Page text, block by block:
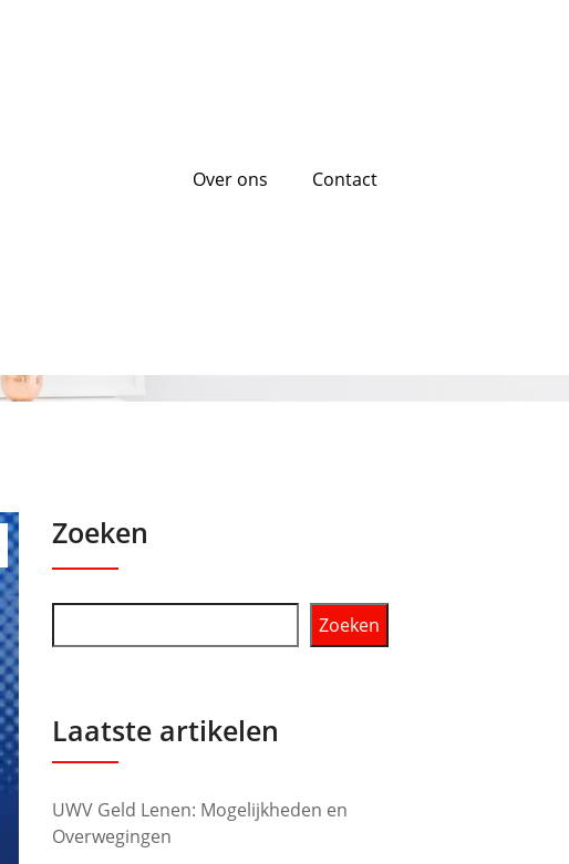
Over ons Contact
Zoeken
Zoeken
Laatste artikelen
UWV Geld Lenen: Mogelijkheden en
Overwegingen